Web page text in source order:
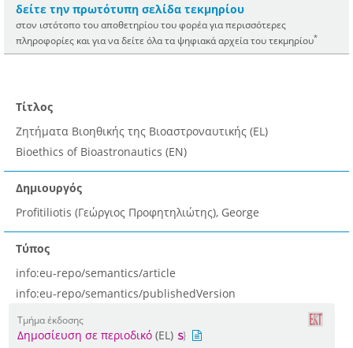
δείτε την πρωτότυπη σελίδα τεκμηρίου
στον ιστότοπο του αποθετηρίου του φορέα για περισσότερες
πληροφορίες και για να δείτε όλα τα ψηφιακά αρχεία του τεκμηρίου*
Τίτλος
Ζητήματα Βιοηθικής της Βιοαστροναυτικής (EL)
Bioethics of Bioastronautics (EN)
Δημιουργός
Profitiliotis (Γεώργιος Προφητηλιώτης), George
Τύπος
info:eu-repo/semantics/article
info:eu-repo/semantics/publishedVersion
Τμήμα έκδοσης
Δημοσίευση σε περιοδικό (EL)